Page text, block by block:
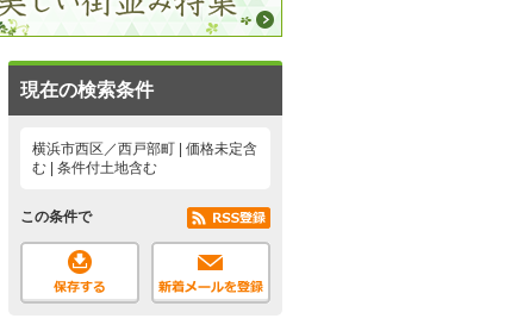
現在の検索条件
横浜市西区／西戸部町 | 価格未定含
む | 条件付土地含む
この条件で